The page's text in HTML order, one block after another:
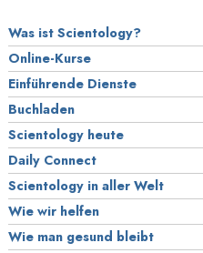
Was ist Scientology?
Online-Kurse
Einführende Dienste
Buchladen
Scientology heute
Daily Connect
Scientology in aller Welt
Wie wir helfen
Wie man gesund bleibt